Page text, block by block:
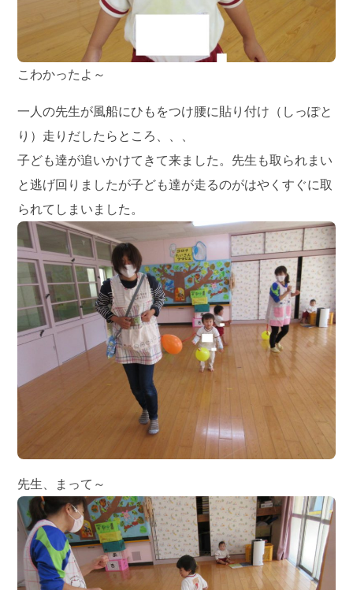
こわかったよ～
一人の先生が風船にひもをつけ腰に貼り付け（しっぽと
り）走りだしたらところ、、、
子ども達が追いかけてきて来ました。先生も取られまい
と逃げ回りましたが子ども達が走るのがはやくすぐに取
られてしまいました。
先生、まって～